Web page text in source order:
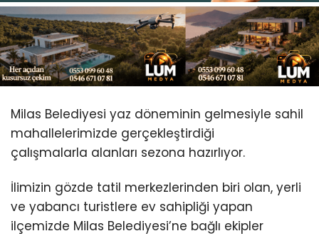
Milas Belediyesi yaz döneminin gelmesiyle sahil
mahallelerimizde gerçekleştirdiği
çalışmalarla alanları sezona hazırlıyor.
İlimizin gözde tatil merkezlerinden biri olan, yerli
ve yabancı turistlere ev sahipliği yapan
ilçemizde Milas Belediyesi’ne bağlı ekipler